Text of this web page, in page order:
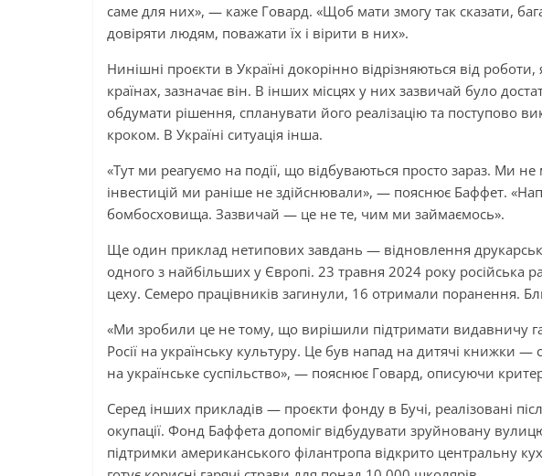
саме для них», — каже Говард. «Щоб мати змогу так сказати,
довіряти людям, поважати їх і вірити в них».
Нинішні проєкти в Україні докорінно відрізняються від
країнах, зазначає він. В інших місцях у них зазвичай було
обдумати рішення, спланувати його реалізацію та поступово
кроком. В Україні ситуація інша.
«Тут ми реагуємо на події, що відбуваються просто зараз. Ми
інвестицій ми раніше не здійснювали», — пояснює Баффет.
бомбосховища. Зазвичай — це не те, чим ми займаємось».
Ще один приклад нетипових завдань — відновлення
одного з найбільших у Європі. 23 травня 2024 року російська
цеху. Семеро працівників загинули, 16 отримали поранення.
«Ми зробили це не тому, що вирішили підтримати видавничу
Росії на українську культуру. Це був напад на дитячі книжки —
на українське суспільство», — пояснює Говард, описуючи
Серед інших прикладів — проєкти фонду в Бучі, реалізовані
окупації. Фонд Баффета допоміг відбудувати зруйновану
підтримки американського філантропа відкрито центральну